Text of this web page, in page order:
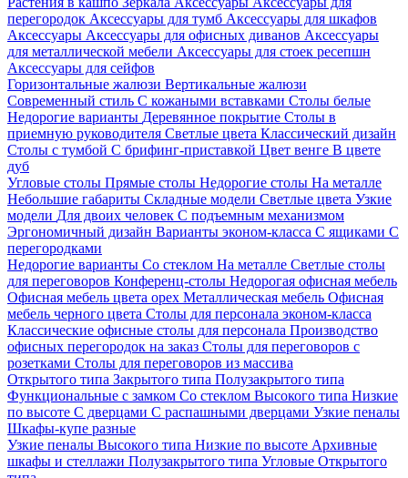
перегородок Аксессуары для тумб Аксессуары для шкафов
Аксессуары Аксессуары для офисных диванов Аксессуары
для металлической мебели Аксессуары для стоек ресепшн
Аксессуары для сейфов
Горизонтальные жалюзи Вертикальные жалюзи
Современный стиль С кожаными вставками Столы белые
Недорогие варианты Деревянное покрытие Столы в
приемную руководителя Светлые цвета Классический дизайн
Столы с тумбой С брифинг-приставкой Цвет венге В цвете
дуб
Угловые столы Прямые столы Недорогие столы На металле
Небольшие габариты Складные модели Светлые цвета Узкие
модели Для двоих человек С подъемным механизмом
Эргономичный дизайн Варианты эконом-класса С ящиками С
перегородками
Недорогие варианты Со стеклом На металле Светлые столы
для переговоров Конференц-столы Недорогая офисная мебель
Офисная мебель цвета орех Металлическая мебель Офисная
мебель черного цвета Столы для персонала эконом-класса
Классические офисные столы для персонала Производство
офисных перегородок на заказ Столы для переговоров с
розетками Столы для переговоров из массива
Открытого типа Закрытого типа Полузакрытого типа
Функциональные с замком Со стеклом Высокого типа Низкие
по высоте С дверцами С распашными дверцами Узкие пеналы
Шкафы-купе разные
Узкие пеналы Высокого типа Низкие по высоте Архивные
шкафы и стеллажи Полузакрытого типа Угловые Открытого